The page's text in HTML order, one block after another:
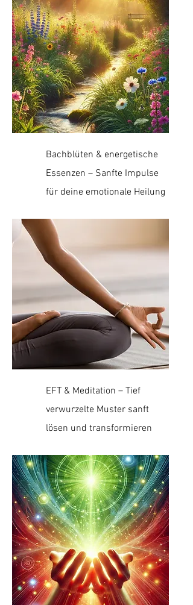
Bachblüten & energetische
Essenzen – Sanfte Impulse
für deine emotionale Heilung
EFT & Meditation – Tief
verwurzelte Muster sanft
lösen und transformieren